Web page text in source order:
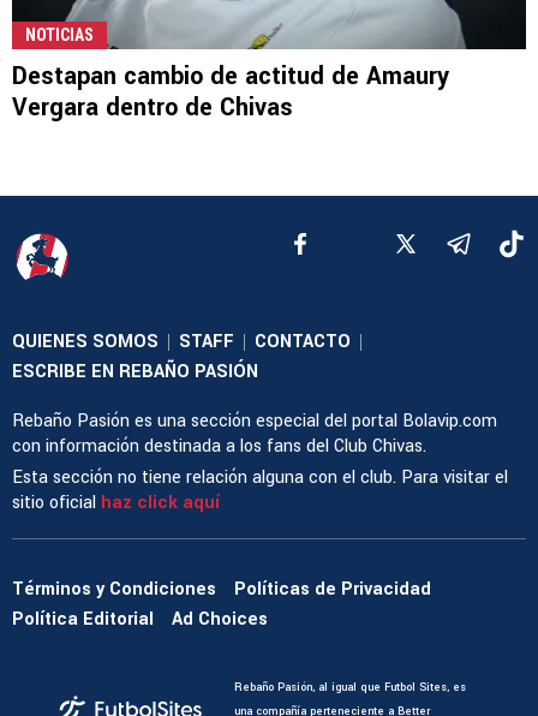
NOTICIAS
Destapan cambio de actitud de Amaury
Vergara dentro de Chivas
QUIENES SOMOS STAFF CONTACTO
ESCRIBE EN REBAÑO PASIÓN
Rebaño Pasión es una sección especial del portal Bolavip.com
con información destinada a los fans del Club Chivas.
Esta sección no tiene relación alguna con el club. Para visitar el
sitio oficial haz click aquí
Términos y Condiciones
Políticas de Privacidad
Política Editorial
Ad Choices
Rebaño Pasión, al igual que Futbol Sites, es
una compañía perteneciente a Better